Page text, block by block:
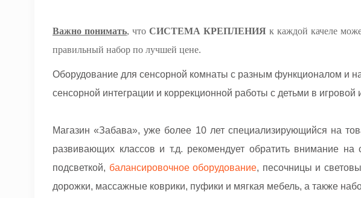
Важно понимать, что СИСТЕМА КРЕПЛЕНИЯ к каждой качеле
правильный набор по лучшей цене.
Оборудование для сенсорной комнаты с разным функционалом и
сенсорной интеграции и коррекционной работы с детьми в
Магазин «Забава», уже более 10 лет специализирующийся на
развивающих классов и т.д. рекомендует обратить внимание
подсветкой, балансировочное оборудование, песочницы и
дорожки, массажные коврики, пуфики и мягкая мебель, а также